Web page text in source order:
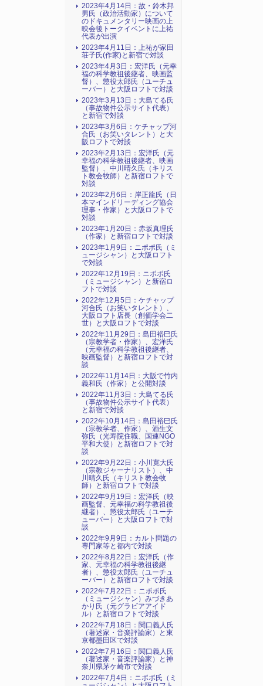
2023年4月14日：故・鈴木邦
男氏（政治活動家）について
のドキュメンタリー映画の上
映会後トークイベントに上祐
代表が出演
2023年4月11日：上祐が家田
荘子氏(作家)と新宿で対談
2023年4月3日：宏洋氏（元幸
福の科学教祖後継者、映画監
督）、懲役太郎氏（ユーチュ
ーバー）と大阪ロフトで対談
2023年3月13日：大島てる氏
（事故物件公示サイト代表）
と新宿で対談
2023年3月6日：ケチャップ河
合氏（お笑いタレント）と大
阪ロフトで対談
2023年2月13日：宏洋氏（元
幸福の科学教祖後継者、映画
監督）、中川晴久氏（キリス
ト教会牧師）と新宿ロフトで
対談
2023年2月6日：岸正龍氏（日
本マインドリーディング協会
理事・作家）と大阪ロフトで
対談
2023年1月20日：赤坂真理氏
（作家）と新宿ロフトで対談
2023年1月9日：ニポポ氏（ミ
ュージシャン）と大阪ロフト
で対談
2022年12月19日：ニポポ氏
（ミュージシャン）と新宿ロ
フトで対談
2022年12月5日：ケチャップ
河合氏（お笑いタレント）、
大阪ロフト店長（創価学会二
世）と大阪ロフトで対談
2022年11月29日：島田裕巳氏
（宗教学者・作家）、宏洋氏
（元幸福の科学教祖後継者、
映画監督）と新宿ロフトで対
談
2022年11月14日：大阪で竹内
義和氏（作家）と公開対談
2022年11月3日：大島てる氏
（事故物件公示サイト代表）
と新宿で対談
2022年10月14日：島田裕巳氏
（宗教学者、作家）、酒生文
弥氏（光寿院住職、国連NGO
平和大使）と新宿ロフトで対
談
2022年9月22日：小川寛大氏
（宗教ジャーナリスト）、中
川晴久氏（キリスト教会牧
師）と新宿ロフトで対談
2022年9月19日：宏洋氏（映
画監督、元幸福の科学教祖後
継者）、懲役太郎氏（ユーチ
ューバー）と大阪ロフトで対
談
2022年9月9日：カルト問題の
専門家等と都内で対談
2022年8月22日：宏洋氏（作
家、元幸福の科学教祖後継
者）、懲役太郎氏（ユーチュ
ーバー）と新宿ロフトで対談
2022年7月22日：ニポポ氏
（ミュージシャン）みづきあ
かり氏（元グラビアアイド
ル）と新宿ロフトで対談
2022年7月18日：関口義人氏
（著述家・音楽評論家）と東
京都墨田区で対談
2022年7月16日：関口義人氏
（著述家・音楽評論家）と神
奈川県茅ケ崎市で対談
2022年7月4日：ニポポ氏（ミ